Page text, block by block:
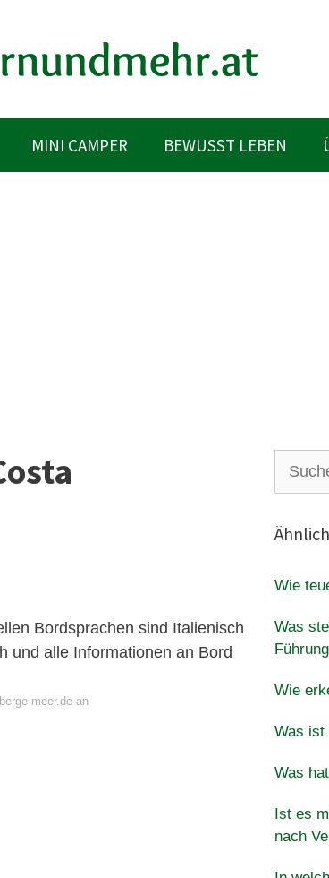
MINI CAMPER BEWUSST LEBEN
Bordsprachen sind Italienisch
und alle Informationen an Bord
meer.de an
nach:
Wie
Was
Wie
Was ist
Was
Ist es
nach